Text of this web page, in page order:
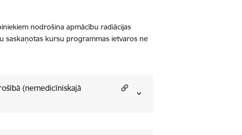
nodrošina apmācību radiācijas
saskaņotas kursu programmas ietvaros ne
(nemedicīniskajā